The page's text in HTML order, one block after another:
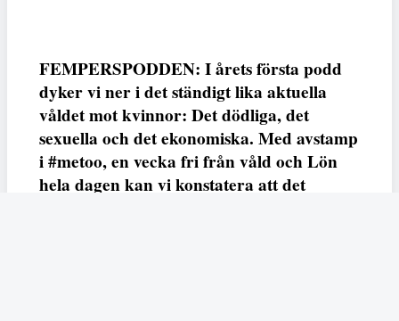
FEMPERSPODDEN: I årets första podd
dyker vi ner i det ständigt lika aktuella
våldet mot kvinnor: Det dödliga, det
sexuella och det ekonomiska. Med avstamp
i #metoo, en vecka fri från våld och Lön
hela dagen kan vi konstatera att det